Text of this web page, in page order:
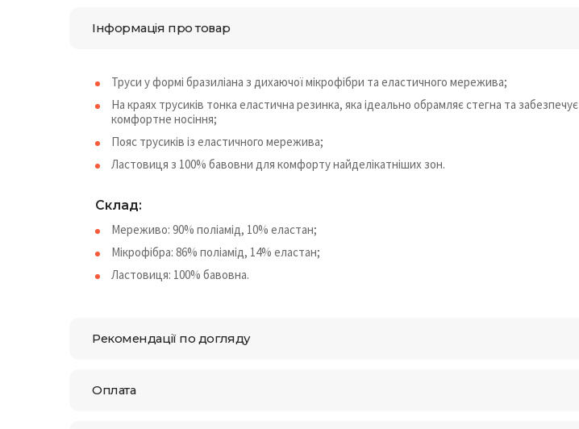
Інформація про товар
Труси у формі бразиліана з дихаючої мікрофібри та еластичного мережива;
На краях трусиків тонка еластична резинка, яка ідеально обрамляє стегна та забезпечує
комфортне носіння;
Пояс трусиків із еластичного мережива;
Ластовиця з 100% бавовни для комфорту найделікатніших зон.
Cклад:
Мереживо: 90% поліамід, 10% еластан;
Мікрофібра: 86% поліамід, 14% еластан;
Ластовиця: 100% бавовна.
Рекомендації по догляду
Оплата